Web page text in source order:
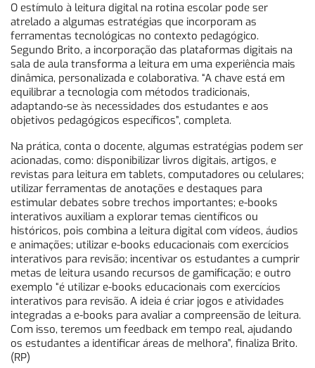
O estímulo à leitura digital na rotina escolar pode ser
atrelado a algumas estratégias que incorporam as
ferramentas tecnológicas no contexto pedagógico.
Segundo Brito, a incorporação das plataformas digitais na
sala de aula transforma a leitura em uma experiência mais
dinâmica, personalizada e colaborativa. “A chave está em
equilibrar a tecnologia com métodos tradicionais,
adaptando-se às necessidades dos estudantes e aos
objetivos pedagógicos específicos”, completa.
Na prática, conta o docente, algumas estratégias podem ser
acionadas, como: disponibilizar livros digitais, artigos, e
revistas para leitura em tablets, computadores ou celulares;
utilizar ferramentas de anotações e destaques para
estimular debates sobre trechos importantes; e-books
interativos auxiliam a explorar temas científicos ou
históricos, pois combina a leitura digital com vídeos, áudios
e animações; utilizar e-books educacionais com exercícios
interativos para revisão; incentivar os estudantes a cumprir
metas de leitura usando recursos de gamificação; e outro
exemplo “é utilizar e-books educacionais com exercícios
interativos para revisão. A ideia é criar jogos e atividades
integradas a e-books para avaliar a compreensão de leitura.
Com isso, teremos um feedback em tempo real, ajudando
os estudantes a identificar áreas de melhora”, finaliza Brito.
(RP)